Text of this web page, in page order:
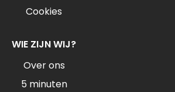
Cookies
WIE ZIJN WIJ?
Over ons
5 minuten